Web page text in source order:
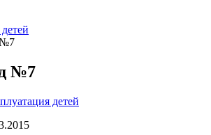
№7
№7
детей